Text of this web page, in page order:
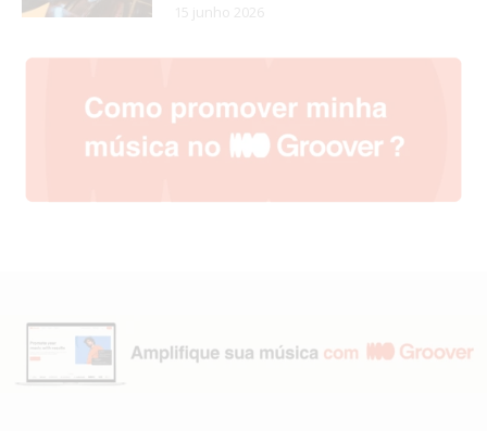
15 junho 2026